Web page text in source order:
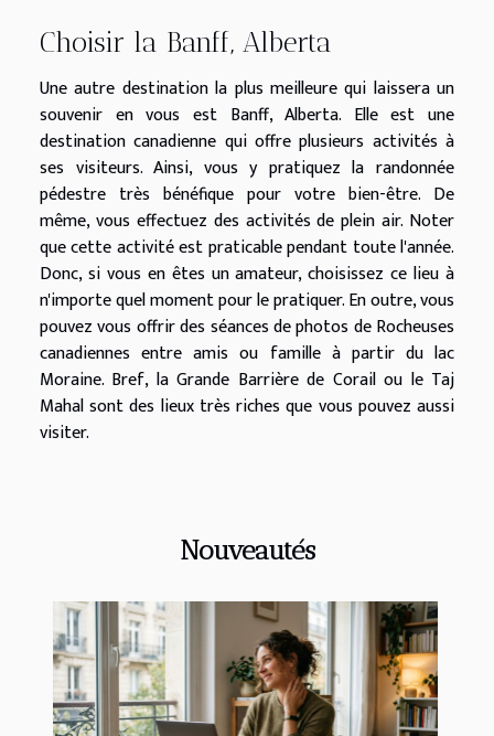
Choisir la Banff, Alberta
Une autre destination la plus meilleure qui laissera un
souvenir en vous est Banff, Alberta. Elle est une
destination canadienne qui offre plusieurs activités à
ses visiteurs. Ainsi, vous y pratiquez la randonnée
pédestre très bénéfique pour votre bien-être. De
même, vous effectuez des activités de plein air. Noter
que cette activité est praticable pendant toute l'année.
Donc, si vous en êtes un amateur, choisissez ce lieu à
n'importe quel moment pour le pratiquer. En outre, vous
pouvez vous offrir des séances de photos de Rocheuses
canadiennes entre amis ou famille à partir du lac
Moraine. Bref, la Grande Barrière de Corail ou le Taj
Mahal sont des lieux très riches que vous pouvez aussi
visiter.
Nouveautés